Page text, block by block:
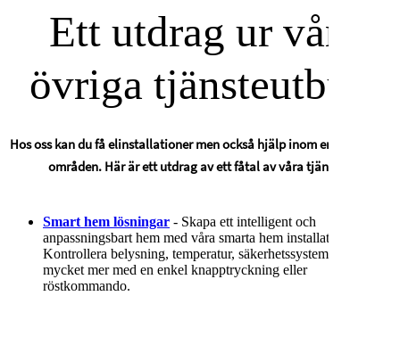
Ett utdrag ur vårt
övriga tjänsteutbud
Hos oss kan du få elinstallationer men också hjälp inom en rad andra
områden. Här är ett utdrag av ett fåtal av våra tjänster.
Smart hem lösningar - Skapa ett intelligent och
anpassningsbart hem med våra smarta hem installationer.
Kontrollera belysning, temperatur, säkerhetssystem och
mycket mer med en enkel knapptryckning eller
röstkommando.